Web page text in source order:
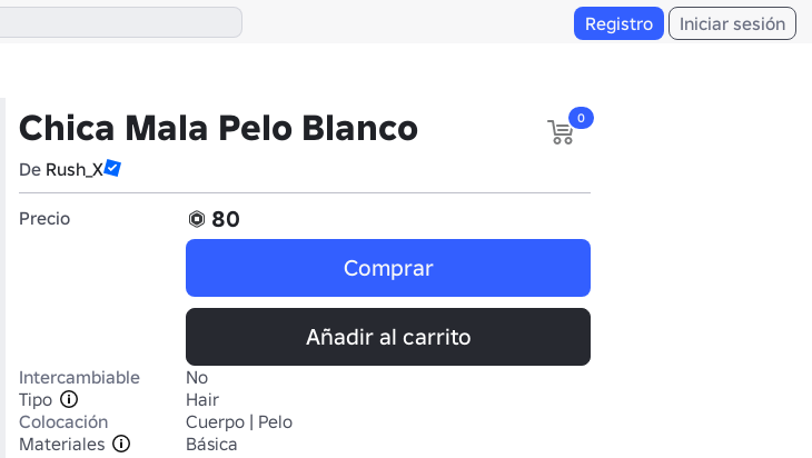
Registro Iniciar sesión
Chica Mala Pelo Blanco
De Rush_X
0
Precio
80
Comprar
Añadir al carrito
Intercambiable
No
Tipo
Hair
Colocación
Cuerpo | Pelo
Materiales
Básica